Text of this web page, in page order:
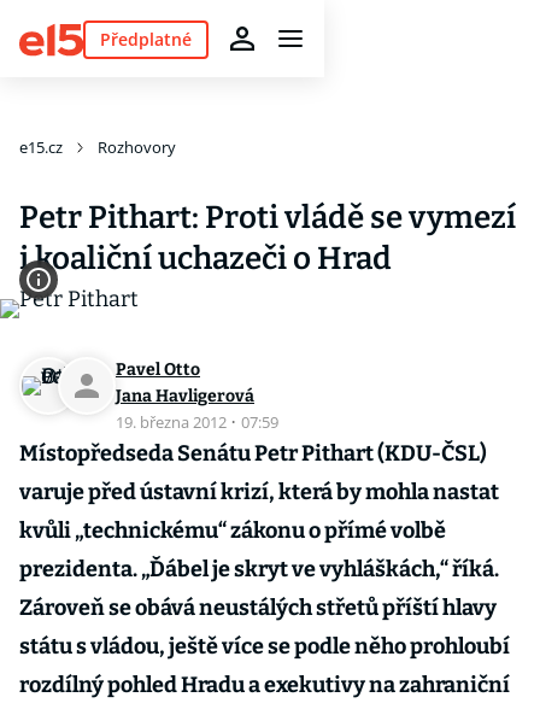
Předplatné
e15.cz Rozhovory
Petr Pithart: Proti vládě se vymezí
i koaliční uchazeči o Hrad
Pavel Otto
Jana Havligerová
19. března 2012 · 07:59
Místopředseda Senátu Petr Pithart (KDU-ČSL)
varuje před ústavní krizí, která by mohla nastat
kvůli „technickému“ zákonu o přímé volbě
prezidenta. „Ďábel je skryt ve vyhláškách,“ říká.
Zároveň se obává neustálých střetů příští hlavy
státu s vládou, ještě více se podle něho prohloubí
rozdílný pohled Hradu a exekutivy na zahraniční